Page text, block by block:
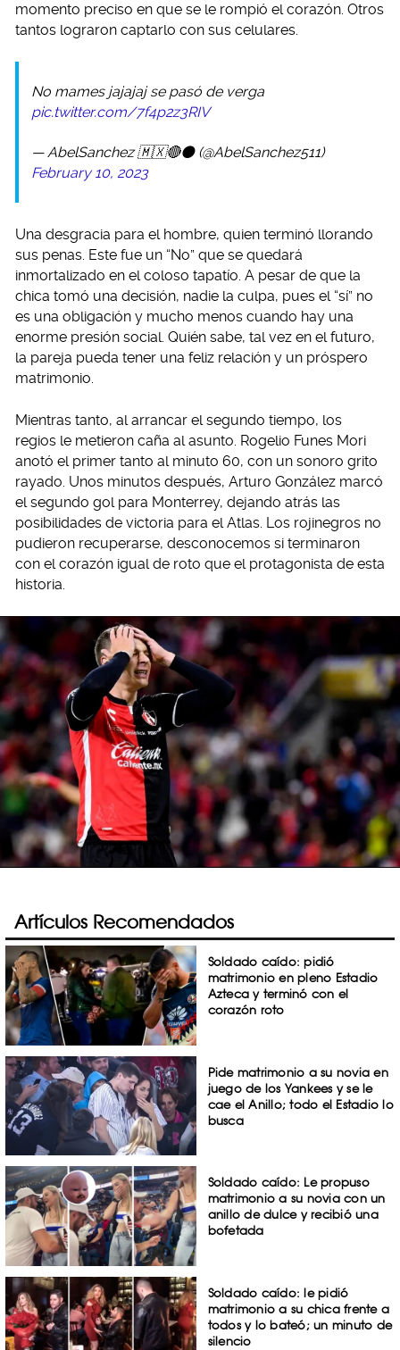
momento preciso en que se le rompió el corazón. Otros
tantos lograron captarlo con sus celulares.
No mames jajajaj se pasó de verga
pic.twitter.com/7f4p2z3RIV
— AbelSanchez 🇲🇽🔴⚫️ (@AbelSanchez511)
February 10, 2023
Una desgracia para el hombre, quien terminó llorando
sus penas. Este fue un “No” que se quedará
inmortalizado en el coloso tapatío. A pesar de que la
chica tomó una decisión, nadie la culpa, pues el “sí” no
es una obligación y mucho menos cuando hay una
enorme presión social. Quién sabe, tal vez en el futuro,
la pareja pueda tener una feliz relación y un próspero
matrimonio.
Mientras tanto, al arrancar el segundo tiempo, los
regios le metieron caña al asunto. Rogelio Funes Mori
anotó el primer tanto al minuto 60, con un sonoro grito
rayado. Unos minutos después, Arturo González marcó
el segundo gol para Monterrey, dejando atrás las
posibilidades de victoria para el Atlas. Los rojinegros no
pudieron recuperarse, desconocemos si terminaron
con el corazón igual de roto que el protagonista de esta
historia.
Artículos Recomendados
Soldado caído: pidió
matrimonio en pleno Estadio
Azteca y terminó con el
corazón roto
Pide matrimonio a su novia en
juego de los Yankees y se le
cae el Anillo; todo el Estadio lo
busca
Soldado caído: Le propuso
matrimonio a su novia con un
anillo de dulce y recibió una
bofetada
Soldado caído: le pidió
matrimonio a su chica frente a
todos y lo bateó; un minuto de
silencio